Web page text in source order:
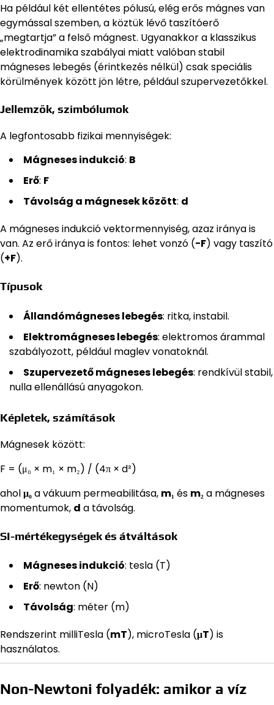
Ha például két ellentétes pólusú, elég erős mágnes van
egymással szemben, a köztük lévő taszítóerő
„megtartja” a felső mágnest. Ugyanakkor a klasszikus
elektrodinamika szabályai miatt valóban stabil
mágneses lebegés (érintkezés nélkül) csak speciális
körülmények között jön létre, például szupervezetőkkel.
Jellemzők, szimbólumok
A legfontosabb fizikai mennyiségek:
Mágneses indukció: B
Erő: F
Távolság a mágnesek között: d
A mágneses indukció vektormennyiség, azaz iránya is
van. Az erő iránya is fontos: lehet vonzó (−F) vagy taszító
(+F).
Típusok
Állandómágneses lebegés: ritka, instabil.
Elektromágneses lebegés: elektromos árammal
szabályozott, például maglev vonatoknál.
Szupervezető mágneses lebegés: rendkívül stabil,
nulla ellenállású anyagokon.
Képletek, számítások
Mágnesek között:
F = (μ₀ × m₁ × m₂) / (4π × d²)
aholμ₀a vákuum permeabilitása, m₁ és m₂a mágneses
momentumok, d a távolság.
SI-mértékegységek és átváltások
Mágneses indukció: tesla (T)
Erő: newton (N)
Távolság: méter (m)
Rendszerint milliTesla (mT), microTesla (μT) is
használatos.
Non-Newtoni folyadék: amikor a víz